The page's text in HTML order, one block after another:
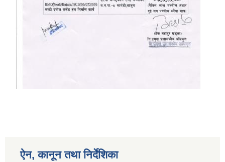
ऐन, कानून तथा निर्देशिका